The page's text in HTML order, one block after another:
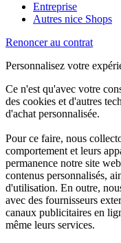
Entreprise
Autres nice Shops
Renoncer au contrat
Personnalisez votre
Ce n'est qu'avec votre
des cookies et d'autres
d'achat personnalisée.
Pour ce faire, nous
comportement et leurs
permanence notre site
contenus personnalisés,
d'utilisation. En outre,
avec des fournisseurs
canaux publicitaires en
même leurs services.